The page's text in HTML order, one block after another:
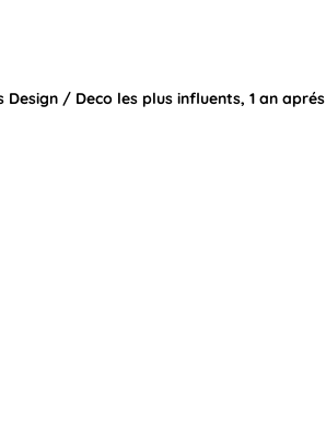
/ Deco les plus influents, 1 an aprés